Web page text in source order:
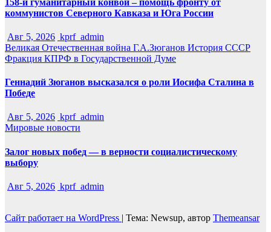
коммунистов Северного Кавказа и Юга России
Авг 5, 2026 kprf_admin
Великая Отечественная война Г.А.Зюганов История СССР
Фракция КПРФ в Государственной Думе
Геннадий Зюганов высказался о роли Иосифа Сталина в
Победе
Авг 5, 2026 kprf_admin
Мировые новости
Залог новых побед — в верности социалистическому
выбору
Авг 5, 2026 kprf_admin
Сайт работает на WordPress | Тема: Newsup, автор Themeansar